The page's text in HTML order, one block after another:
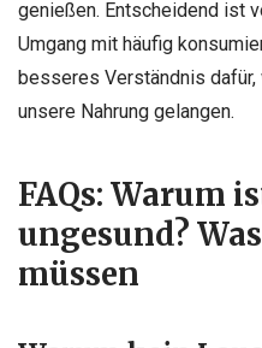
genießen. Entscheidend ist
Umgang mit häufig
besseres Verständnis
unsere Nahrung gelangen.
FAQs: Warum
ungesund?
müssen